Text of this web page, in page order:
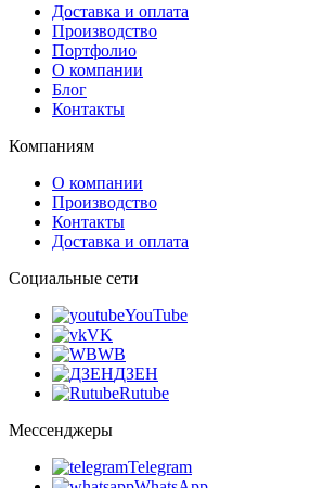
Доставка и оплата
Производство
Портфолио
О компании
Блог
Контакты
Компаниям
О компании
Производство
Контакты
Доставка и оплата
Социальные сети
YouTube
VK
WB
ДЗЕН
Rutube
Мессенджеры
Telegram